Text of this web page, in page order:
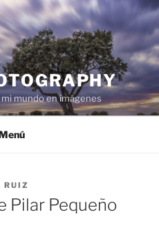
mundo en imágenes
RUIZ
Pilar Pequeño